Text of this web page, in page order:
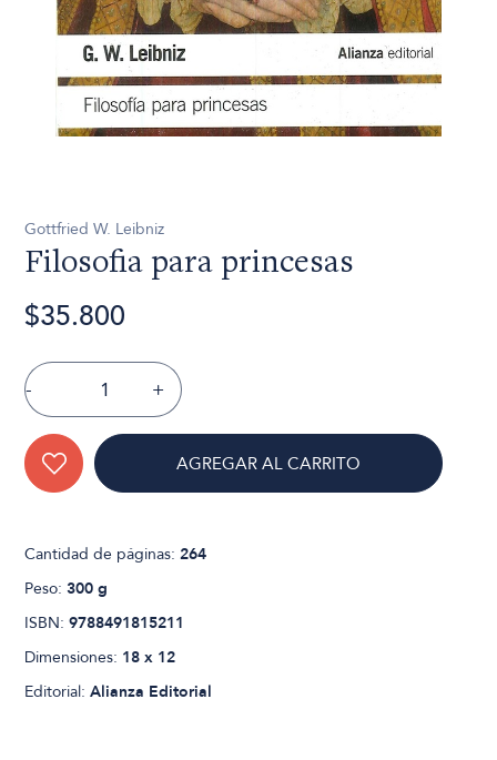
Gottfried W. Leibniz
Filosofia para princesas
$35.800
- +
AGREGAR AL CARRITO
Cantidad de páginas:264
Peso:300 g
ISBN:9788491815211
Dimensiones: 18 x 12
Editorial:Alianza Editorial